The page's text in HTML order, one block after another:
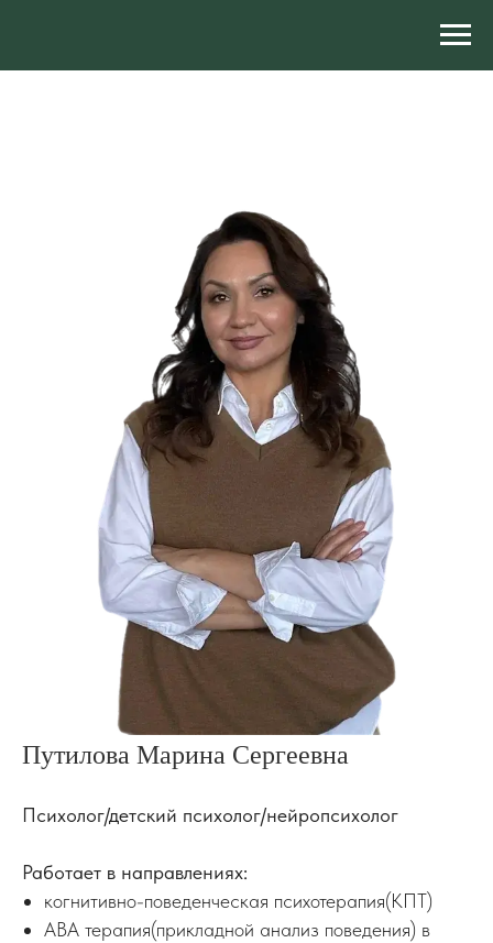
Путилова Марина Сергеевна
Психолог/детский психолог/нейропсихолог
Работает в направлениях:
когнитивно-поведенческая психотерапия(КПТ)
АВА терапия(прикладной анализ поведения) в